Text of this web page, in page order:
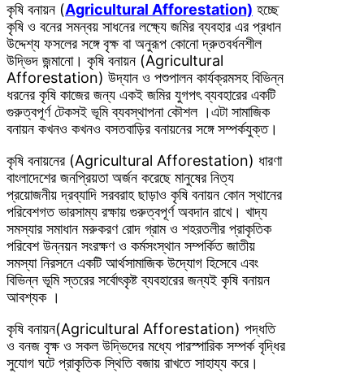
কৃষি বনায়ন (Agricultural Afforestation) হচ্ছে
কৃষি ও বনের সমন্বয় সাধনের লক্ষ্যে জমির ব্যবহার এর প্রধান
উদ্দেশ্য ফসলের সঙ্গে বৃক্ষ বা অনুরূপ কোনো দ্রুতবর্ধনশীল
উদ্ভিদ জন্মানো। কৃষি বনায়ন (Agricultural
Afforestation) উদ্যান ও পশুপালন কার্যক্রমসহ বিভিন্ন
ধরনের কৃষি কাজের জন্য একই জমির যুগপৎ ব্যবহারের একটি
গুরুত্বপূর্ণ টেকসই ভূমি ব্যবস্থাপনা কৌশল ।এটা সামাজিক
বনায়ন কখনও কখনও বসতবাড়ির বনায়নের সঙ্গে সম্পর্কযুক্ত।
কৃষি বনায়নের (Agricultural Afforestation) ধারণা
বাংলাদেশের জনপ্রিয়তা অর্জন করেছে মানুষের নিত্য
প্রয়োজনীয় দ্রব্যাদি সরবরাহ ছাড়াও কৃষি বনায়ন কোন স্থানের
পরিবেশগত ভারসাম্য রক্ষায় গুরুত্বপূর্ণ অবদান রাখে। খাদ্য
সমস্যার সমাধান মরুকরণ রোদ গ্রাম ও শহরতলীর প্রাকৃতিক
পরিবেশ উন্নয়ন সংরক্ষণ ও কর্মসংস্থান সম্পর্কিত জাতীয়
সমস্যা নিরসনে একটি আর্থসামাজিক উদ্যোগ হিসেবে এবং
বিভিন্ন ভূমি স্তরের সর্বোৎকৃষ্ট ব্যবহারের জন্যই কৃষি বনায়ন
আবশ্যক ।
কৃষি বনায়ন(Agricultural Afforestation) পদ্ধতি
ও বনজ বৃক্ষ ও সকল উদ্ভিদের মধ্যে পারস্পারিক সম্পর্ক বৃদ্ধির
সুযোগ ঘটে প্রাকৃতিক স্থিতি বজায় রাখতে সাহায্য করে।